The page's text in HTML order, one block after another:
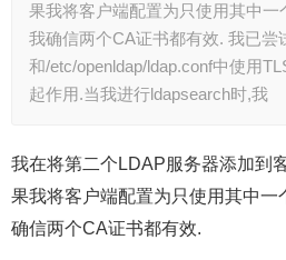
果我将客户端配置为只使用其中一
我确信两个CA证书都有效. 我已尝
和/etc/openldap/ldap.conf中使用
起作用.当我进行ldapsearch时,我
我在将第二个LDAP服务器添加到
果我将客户端配置为只使用其中一
确信两个CA证书都有效.